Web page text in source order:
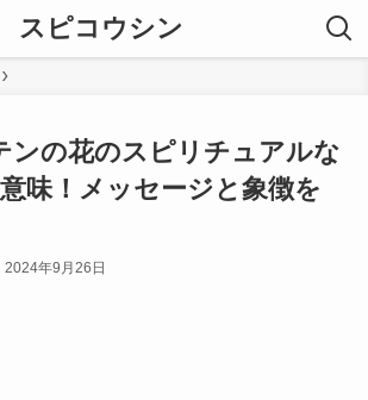
スピコウシン
ンの花のスピリチュアルな
味！メッセージと象徴を
2024年9月26日